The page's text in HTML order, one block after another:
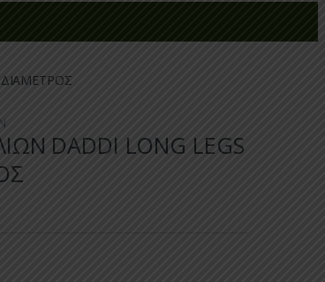
DADDI LONG LEGS